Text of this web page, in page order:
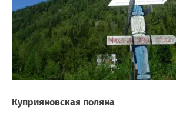
Куприяновская поляна